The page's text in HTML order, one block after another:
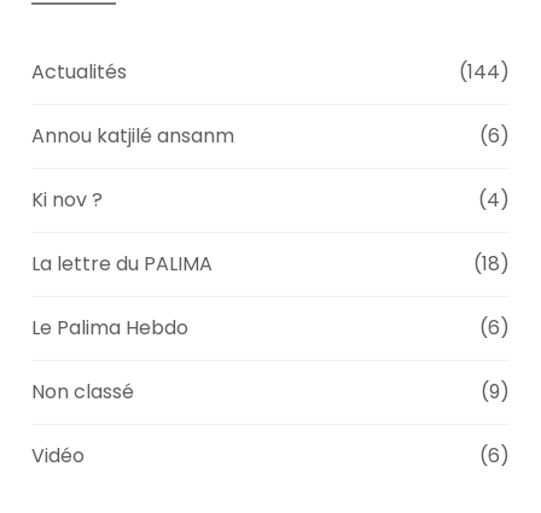
Actualités (144)
Annou katjilé ansanm (6)
Ki nov ? (4)
La lettre du PALIMA (18)
Le Palima Hebdo (6)
Non classé (9)
Vidéo (6)